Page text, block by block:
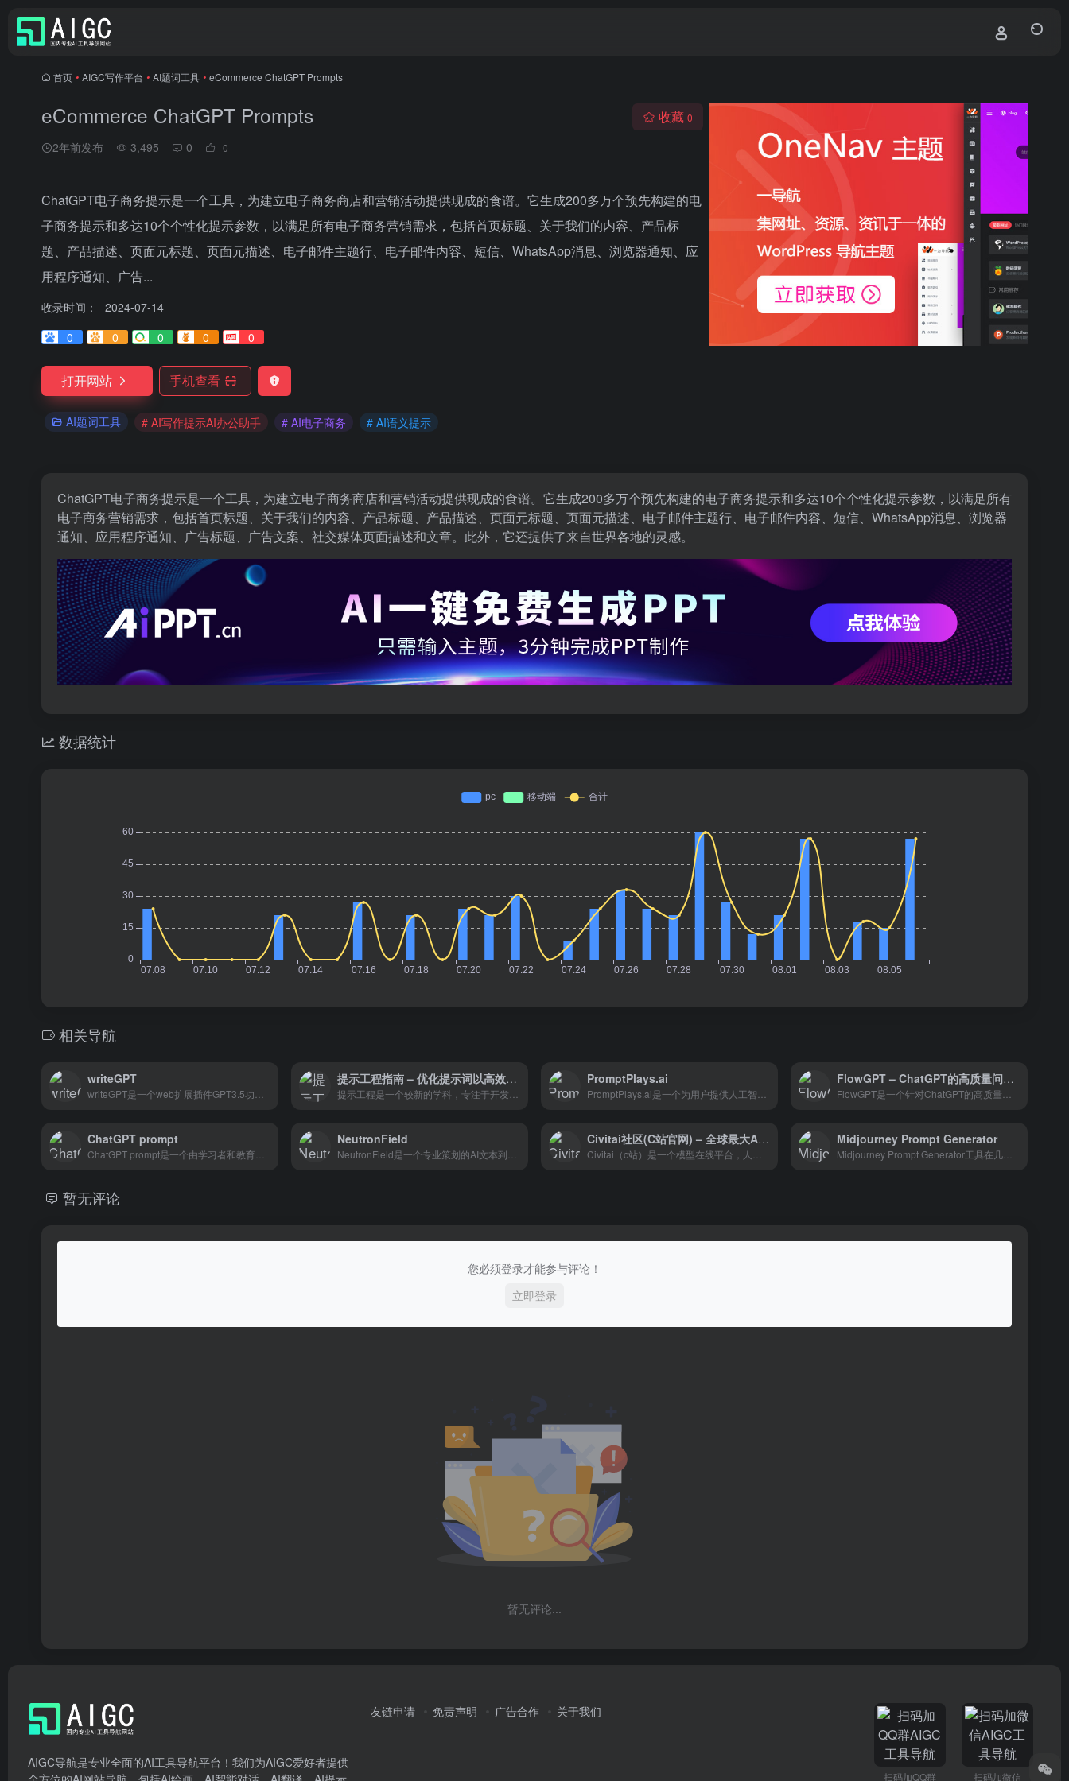
首页 • AIGC写作平台 • AI题词工具 • eCommerce ChatGPT Prompts
eCommerce ChatGPT Prompts
2年前发布 3,495 0 0
收藏 0
ChatGPT电子商务提示是一个工具，为建立电子商务商店和营销活动提供现成的食谱。它生成200多万个预先构建的电
子商务提示和多达10个个性化提示参数，以满足所有电子商务营销需求，包括首页标题、关于我们的内容、产品标
题、产品描述、页面元标题、页面元描述、电子邮件主题行、电子邮件内容、短信、WhatsApp消息、浏览器通知、应
用程序通知、广告...
收录时间：
2024-07-14
0
0 0 0 0
打开网站 手机查看
AI题词工具 # AI写作提示AI办公助手 # AI电子商务 # AI语义提示
ChatGPT电子商务提示是一个工具，为建立电子商务商店和营销活动提供现成的食谱。它生成200多万个预先构建的电子商务提示和多达10个个性化提示参数，以满足所有
电子商务营销需求，包括首页标题、关于我们的内容、产品标题、产品描述、页面元标题、页面元描述、电子邮件主题行、电子邮件内容、短信、WhatsApp消息、浏览器
通知、应用程序通知、广告标题、广告文案、社交媒体页面描述和文章。此外，它还提供了来自世界各地的灵感。
数据统计
相关导航
writeGPT 提示工程指南 – 优化提示词以高效使用语言模型 PromptPlays.ai FlowGPT – ChatGPT的高质量问题模板平台
ChatGPT prompt NeutronField Civitai社区(C站官网) – 全球最大AI绘画模型分享社区 Midjourney Prompt Generator
暂无评论
您必须登录才能参与评论！
立即登录
暂无评论...
AIGC导航是专业全面的AI工具导航平台！我们为AIGC爱好者提供
友链申请 免责声明 广告合作 关于我们
扫码加QQ群 扫码加微信